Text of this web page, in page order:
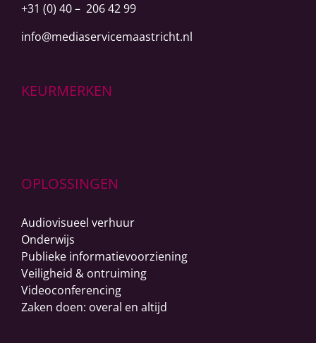
+31 (0) 40 – 206 42 99
info@mediaservicemaastricht.nl
KEURMERKEN
OPLOSSINGEN
Audiovisueel verhuur
Onderwijs
Publieke informatievoorziening
Veiligheid & ontruiming
Videoconferencing
Zaken doen: overal en altijd